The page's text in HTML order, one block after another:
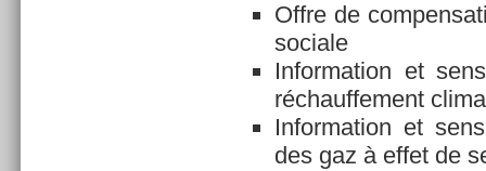
Offre de
sociale
Information et
réchauffement
Information et
des gaz à effet de